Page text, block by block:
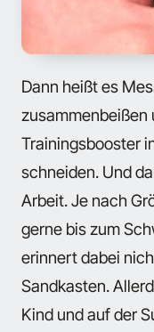
Dann heißt es
zusammenbeißen
Trainingsbooster
schneiden. Und
Arbeit. Je nach
gerne bis zum
erinnert dabei
Sandkasten.
Kind und auf der